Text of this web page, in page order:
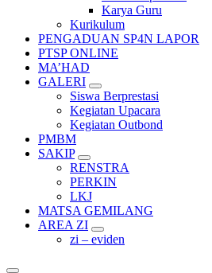
Karya Guru
Kurikulum
PENGADUAN SP4N LAPOR
PTSP ONLINE
MA’HAD
GALERI
Siswa Berprestasi
Kegiatan Upacara
Kegiatan Outbond
PMBM
SAKIP
RENSTRA
PERKIN
LKJ
MATSA GEMILANG
AREA ZI
zi – eviden